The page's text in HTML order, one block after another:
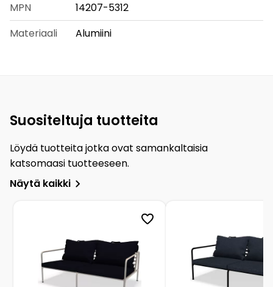
MPN
14207-5312
Materiaali
Alumiini
Suositeltuja tuotteita
Löydä tuotteita jotka ovat samankaltaisia
katsomaasi tuotteeseen.
Näytä kaikki